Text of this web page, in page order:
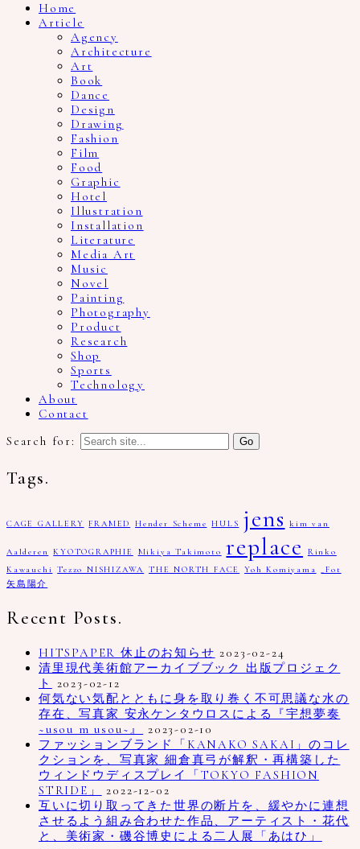
Home
Article
Agency
Architecture
Art
Book
Dance
Design
Drawing
Fashion
Film
Food
Graphic
Hotel
Illustration
Installation
Literature
Media Art
Music
Novel
Painting
Photography
Product
Research
Shop
Sports
Technology
About
Contact
Search for:
Tags.
CAGE GALLERY FRAMED Hender Scheme HULS jens kim van
Aalderen KYOTOGRAPHIE Mikiya Takimoto replace
Rinko
Kawauchi
Tezzo NISHIZAWA THE NORTH FACE Yoh Komiyama
_Fot
矢島陽介
Recent Posts.
HITSPAPER 休止のお知らせ 2023-02-24
清里現代美術館アーカイブブック 出版プロジェク
ト
2023-02-12
何気ない気配とともに身を取り巻く不可思議な水の
存在、写真家 安永ケンタウロスによる『宇想夢奏
~usou m usou~』
2023-02-10
ファッションブランド「KANAKO SAKAI」のコレ
クションを、写真家 細倉真弓が解釈・再構築した
ウィンドウディスプレイ「TOKYO FASHION
STRIDE」
2022-12-02
互いに切り取ってきた世界の断片を、緩やかに連想
させるよう組み合わせた作品、アーティスト・花代
と、美術家・磯谷博史による二人展「あはひ」